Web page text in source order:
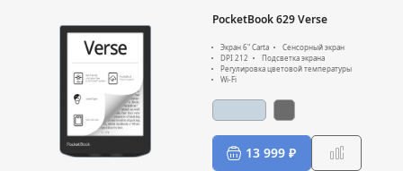
PocketBook 629 Verse
Экран 6" Carta
Сенсорный экран
DPI 212
Подсветка экрана
Регулировка цветовой температуры
Wi-Fi
13 999 ₽